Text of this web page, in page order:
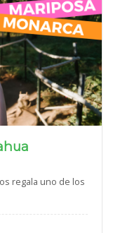
regala uno de los